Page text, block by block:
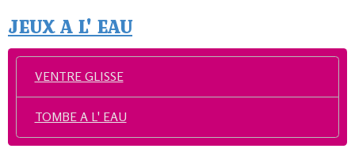
JEUX A L' EAU
VENTRE GLISSE
TOMBE A L' EAU